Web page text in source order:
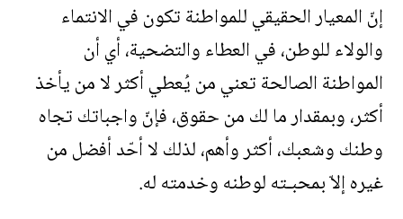
إنّ المعيار الحقيقي للمواطنة تكون في الانتماء
والولاء للوطن، في العطاء والتضحية، أي أن
المواطنة الصالحة تعني من يُعطي أكثر لا من يأخذ
أكثر، وبمقدار ما لك من حقوق، فإنّ واجباتك تجاه
وطنك وشعبك، أكثر وأهم، لذلك لا أحّد أفضل من
غيره إلاّ بمحبـته لوطنه وخدمته له.